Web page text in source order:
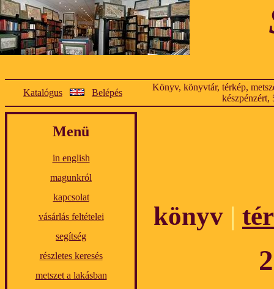
Katalógus Belépés
Könyv, könyvtár, térkép,
készpénzért,
Menü
in english
magunkról
kapcsolat
vásárlás feltételei
segítség
részletes keresés
metszet a lakásban
könyv |